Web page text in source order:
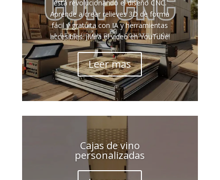
está revolucionando el diseño CNC.
Aprende a crear relieves 3D de forma
fácil y gratuita con IA y herramientas
accesibles. ¡Mira el video en YouTube!
Leer mas
Cajas de vino
personalizadas